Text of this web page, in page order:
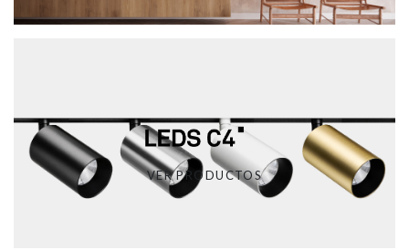
VER PRODUCTOS